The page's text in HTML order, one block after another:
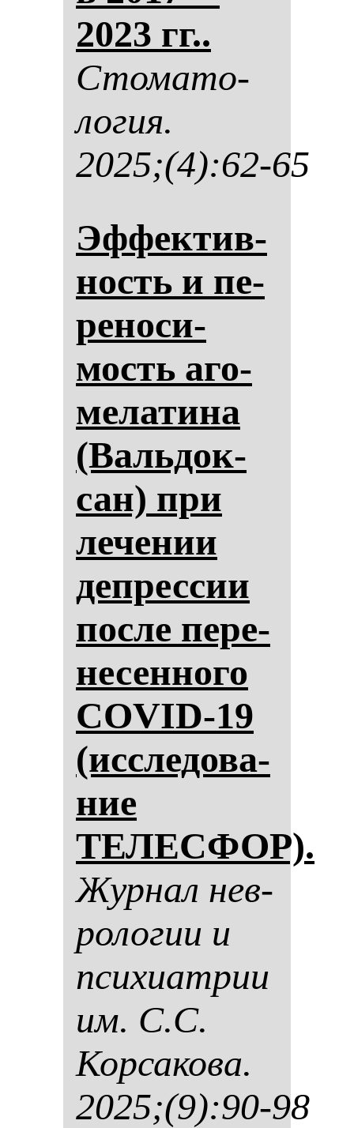
2023 гг..
Сто­ма­то­
ло­гия.
2025;(4):62-65
Эф­фек­тив­
ность и пе­
ре­но­си­
мость аго­
ме­ла­ти­на
(Валь­док­
сан) при
ле­че­нии
деп­рес­сии
пос­ле пе­ре­
не­сен­но­го
COVID-19
(ис­сле­до­ва­
ние
ТЕЛЕСФОР).
Жур­нал нев­
ро­ло­гии и
пси­хи­ат­рии
им. С.С.
Кор­са­ко­ва.
2025;(9):90-98